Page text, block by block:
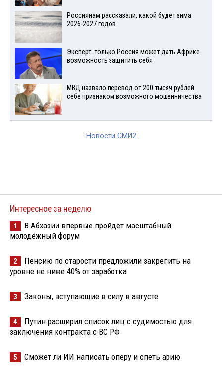
Россиянам рассказали, какой будет зима
2026-2027 годов
Эксперт: только Россия может дать Африке
возможность защитить себя
МВД назвало перевод от 200 тысяч рублей
себе признаком возможного мошенничества
Новости СМИ2
Интересное за неделю
1
В Абхазии впервые пройдёт масштабный
молодёжный форум
2
Пенсию по старости предложили закрепить на
уровне не ниже 40% от заработка
3 Законы, вступающие в силу в августе
4
Путин расширил список лиц с судимостью для
заключения контракта с ВС РФ
5 Сможет ли ИИ написать оперу и спеть арию